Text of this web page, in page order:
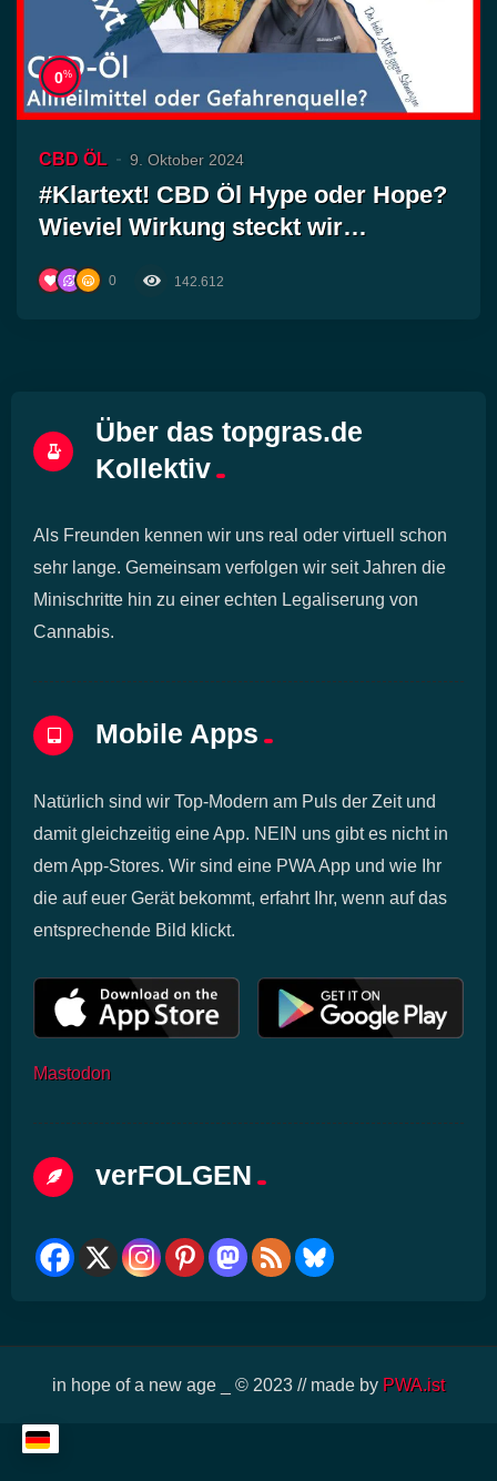
0%
CBD ÖL 9. Oktober 2024
#Klartext! CBD Öl Hype oder Hope?
Wieviel Wirkung steckt wir…
0 142.612
Über das topgras.de
Kollektiv
Als Freunden kennen wir uns real oder virtuell schon
sehr lange. Gemeinsam verfolgen wir seit Jahren die
Minischritte hin zu einer echten Legaliserung von
Cannabis.
Mobile Apps
Natürlich sind wir Top-Modern am Puls der Zeit und
damit gleichzeitig eine App. NEIN uns gibt es nicht in
dem App-Stores. Wir sind eine PWA App und wie Ihr
die auf euer Gerät bekommt, erfahrt Ihr, wenn auf das
entsprechende Bild klickt.
Mastodon
verFOLGEN
in hope of a new age _ © 2023 // made by PWA.ist